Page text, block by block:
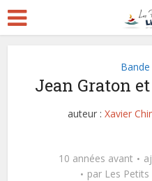
Jean Graton
auteur : Xavier
10 années avant
par Les